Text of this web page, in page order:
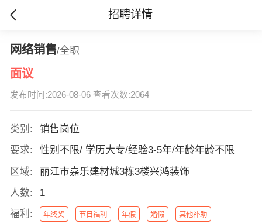
招聘详情
网络销售/全职
面议
发布时间:2026-08-06 查看次数:2064
类别:
销售岗位
要求:
性别不限/ 学历大专/经验3-5年/年龄年龄不限
区域:
丽江市嘉乐建材城3栋3楼兴鸿装饰
人数:
1
福利:
年终奖 节日福利 年假 婚假 其他补助